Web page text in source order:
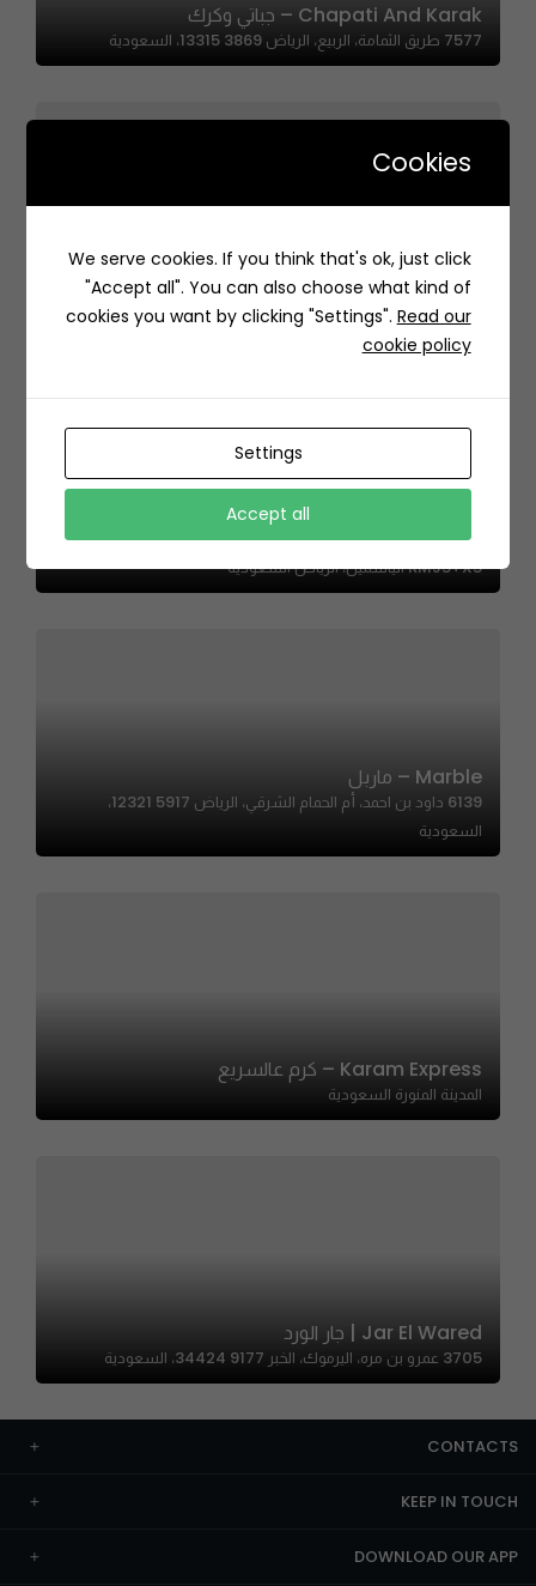
Chapati And Karak – جباتي وكرك
7577 طريق الثمامة، الربيع، الرياض 13315 3869، السعودية
Forsan Kitchen – فرسان كتشن
RASA7169، 7169 طريق الملك فهد الفرعي، 2362، حي الصحافة،
الرياض 13321، السعودية
Umaymaty – اميمتي
RMJ5+X5 الياسمين، الرياض السعودية
Marble – ماربل
6139 داود بن احمد، أم الحمام الشرقي، الرياض 12321 5917،
السعودية
Karam Express – كرم عالسريع
المدينة المنورة السعودية
Jar El Wared | جار الورد
3705 عمرو بن مره، اليرموك، الخبر 34424 9177، السعودية
CONTACTS
KEEP IN TOUCH
DOWNLOAD OUR APP
Cookies
We serve cookies. If you think that's ok, just click
"Accept all". You can also choose what kind of
cookies you want by clicking "Settings". Read our
cookie policy
Settings
Accept all